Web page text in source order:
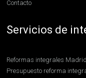
Contacto
Servicios de
Reformas integrales Madrid
Presupuesto reforma